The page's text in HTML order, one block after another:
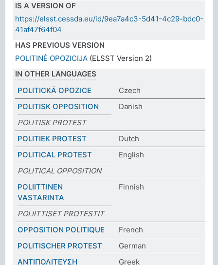
IS A VERSION OF
https://elsst.cessda.eu/id/9ea7a4c3-5d41-4c29-bdc0-
41af47f64f04
HAS PREVIOUS VERSION
POLITINĖ OPOZICIJA (ELSST Version 2)
IN OTHER LANGUAGES
POLITICKÁ OPOZICE
Czech
POLITISK OPPOSITION
Danish
POLITISK PROTEST
POLITIEK PROTEST
Dutch
POLITICAL PROTEST
English
POLITICAL OPPOSITION
POLIITTINEN
VASTARINTA
Finnish
POLIITTISET PROTESTIT
OPPOSITION POLITIQUE
French
POLITISCHER PROTEST
German
ΑΝΤΙΠΟΛΙΤΕΥΣΗ
Greek